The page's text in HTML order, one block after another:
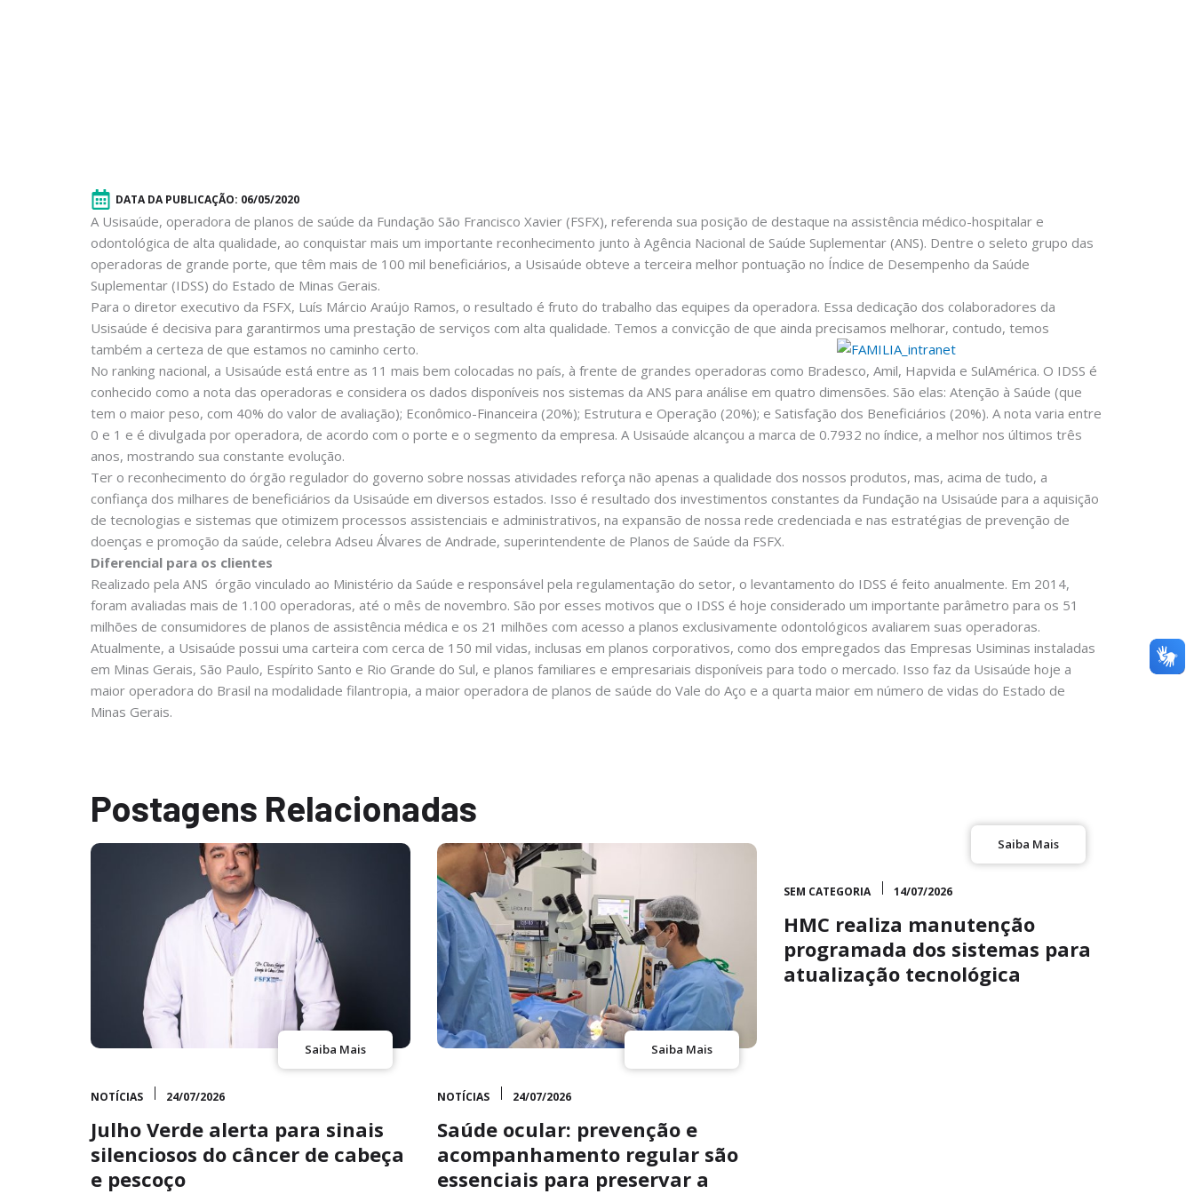
DATA DA PUBLICAÇÃO: 06/05/2020
A Usisaúde, operadora de planos de saúde da Fundação São Francisco Xavier (FSFX), referenda sua posição de destaque na assistência médico-hospitalar e
odontológica de alta qualidade, ao conquistar mais um importante reconhecimento junto à Agência Nacional de Saúde Suplementar (ANS). Dentre o seleto grupo das
operadoras de grande porte, que têm mais de 100 mil beneficiários, a Usisaúde obteve a terceira melhor pontuação no Índice de Desempenho da Saúde
Suplementar (IDSS) do Estado de Minas Gerais.
Para o diretor executivo da FSFX, Luís Márcio Araújo Ramos, o resultado é fruto do trabalho das equipes da operadora. Essa dedicação dos colaboradores da
Usisaúde é decisiva para garantirmos uma prestação de serviços com alta qualidade. Temos a convicção de que ainda precisamos melhorar, contudo, temos
também a certeza de que estamos no caminho certo.
No ranking nacional, a Usisaúde está entre as 11 mais bem colocadas no país, à frente de grandes operadoras como Bradesco, Amil, Hapvida e SulAmérica. O IDSS é
conhecido como a nota das operadoras e considera os dados disponíveis nos sistemas da ANS para análise em quatro dimensões. São elas: Atenção à Saúde (que
tem o maior peso, com 40% do valor de avaliação); Econômico-Financeira (20%); Estrutura e Operação (20%); e Satisfação dos Beneficiários (20%). A nota varia entre
0 e 1 e é divulgada por operadora, de acordo com o porte e o segmento da empresa. A Usisaúde alcançou a marca de 0.7932 no índice, a melhor nos últimos três
anos, mostrando sua constante evolução.
Ter o reconhecimento do órgão regulador do governo sobre nossas atividades reforça não apenas a qualidade dos nossos produtos, mas, acima de tudo, a
confiança dos milhares de beneficiários da Usisaúde em diversos estados. Isso é resultado dos investimentos constantes da Fundação na Usisaúde para a aquisição
de tecnologias e sistemas que otimizem processos assistenciais e administrativos, na expansão de nossa rede credenciada e nas estratégias de prevenção de
doenças e promoção da saúde, celebra Adseu Álvares de Andrade, superintendente de Planos de Saúde da FSFX.
Diferencial para os clientes
Realizado pela ANS  órgão vinculado ao Ministério da Saúde e responsável pela regulamentação do setor, o levantamento do IDSS é feito anualmente. Em 2014,
foram avaliadas mais de 1.100 operadoras, até o mês de novembro. São por esses motivos que o IDSS é hoje considerado um importante parâmetro para os 51
milhões de consumidores de planos de assistência médica e os 21 milhões com acesso a planos exclusivamente odontológicos avaliarem suas operadoras.
Atualmente, a Usisaúde possui uma carteira com cerca de 150 mil vidas, inclusas em planos corporativos, como dos empregados das Empresas Usiminas instaladas
em Minas Gerais, São Paulo, Espírito Santo e Rio Grande do Sul, e planos familiares e empresariais disponíveis para todo o mercado. Isso faz da Usisaúde hoje a
maior operadora do Brasil na modalidade filantropia, a maior operadora de planos de saúde do Vale do Aço e a quarta maior em número de vidas do Estado de
Minas Gerais.
Postagens Relacionadas
Saiba Mais
NOTÍCIAS 24/07/2026
Julho Verde alerta para sinais
silenciosos do câncer de cabeça
e pescoço
Saiba Mais
NOTÍCIAS 24/07/2026
Saúde ocular: prevenção e
acompanhamento regular são
essenciais para preservar a
Saiba Mais
SEM CATEGORIA 14/07/2026
HMC realiza manutenção
programada dos sistemas para
atualização tecnológica